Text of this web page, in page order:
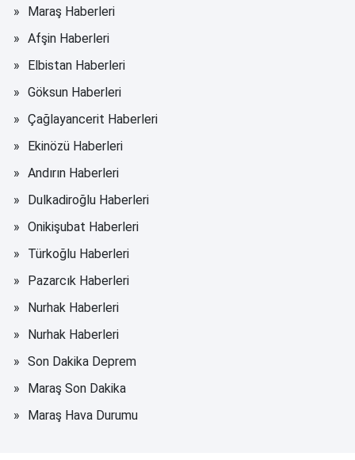
Maraş Haberleri
Afşin Haberleri
Elbistan Haberleri
Göksun Haberleri
Çağlayancerit Haberleri
Ekinözü Haberleri
Andırın Haberleri
Dulkadiroğlu Haberleri
Onikişubat Haberleri
Türkoğlu Haberleri
Pazarcık Haberleri
Nurhak Haberleri
Nurhak Haberleri
Son Dakika Deprem
Maraş Son Dakika
Maraş Hava Durumu